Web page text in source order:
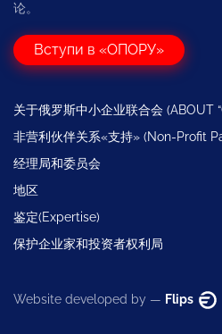
论。
Вступи в «ОПОРУ»
关于俄罗斯中小企业联合会 (ABOUT
非营利伙伴关系«支持» (Non-Profit
经理局和委员会
地区
鉴定(Expertise)
保护企业家和投资者权利局
Website developed by — Flips